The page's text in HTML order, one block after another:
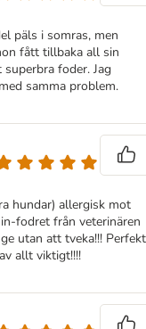
päls i somras, men
fått tillbaka all sin
foder. Jag
samma problem.
hundar) allergisk mot
fodret från veterinären
utan att tveka!!! Perfekt
allt viktigt!!!!